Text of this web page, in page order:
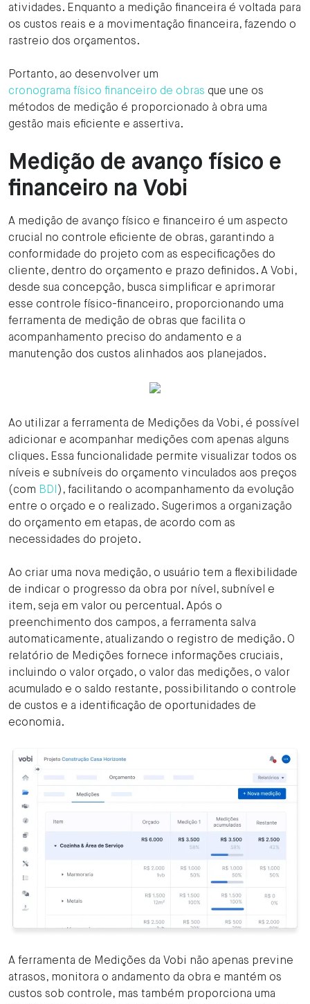
atividades. Enquanto a medição financeira é voltada para
os custos reais e a movimentação financeira, fazendo o
rastreio dos orçamentos.
Portanto, ao desenvolver um
cronograma físico financeiro de obras que une os
métodos de medição é proporcionado à obra uma
gestão mais eficiente e assertiva.
Medição de avanço físico e
financeiro na Vobi
A medição de avanço físico e financeiro é um aspecto
crucial no controle eficiente de obras, garantindo a
conformidade do projeto com as especificações do
cliente, dentro do orçamento e prazo definidos. A Vobi,
desde sua concepção, busca simplificar e aprimorar
esse controle físico-financeiro, proporcionando uma
ferramenta de medição de obras que facilita o
acompanhamento preciso do andamento e a
manutenção dos custos alinhados aos planejados.
Ao utilizar a ferramenta de Medições da Vobi, é possível
adicionar e acompanhar medições com apenas alguns
cliques. Essa funcionalidade permite visualizar todos os
níveis e subníveis do orçamento vinculados aos preços
(com BDI ), facilitando o acompanhamento da evolução
entre o orçado e o realizado. Sugerimos a organização
do orçamento em etapas, de acordo com as
necessidades do projeto.
Ao criar uma nova medição, o usuário tem a flexibilidade
de indicar o progresso da obra por nível, subnível e
item, seja em valor ou percentual. Após o
preenchimento dos campos, a ferramenta salva
automaticamente, atualizando o registro de medição. O
relatório de Medições fornece informações cruciais,
incluindo o valor orçado, o valor das medições, o valor
acumulado e o saldo restante, possibilitando o controle
de custos e a identificação de oportunidades de
economia.
A ferramenta de Medições da Vobi não apenas previne
atrasos, monitora o andamento da obra e mantém os
custos sob controle, mas também proporciona uma